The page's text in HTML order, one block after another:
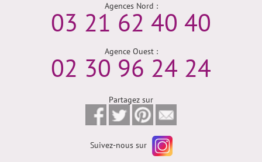
Agences Nord :
03 21 62 40 40
Agence Ouest :
02 30 96 24 24
Partagez sur
Suivez-nous sur